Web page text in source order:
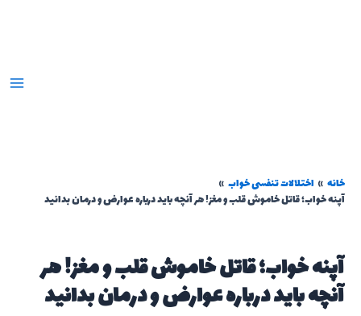
خانه
اختلالات تنفسی خواب
آپنه خواب؛ قاتل خاموش قلب و مغز! هر آنچه باید درباره عوارض و درمان بدانید
آپنه خواب؛ قاتل خاموش قلب و مغز! هر
آنچه باید درباره عوارض و درمان بدانید